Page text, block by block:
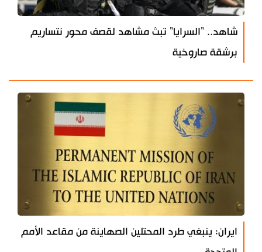
شاهد.. "السرايا" تبث مشاهد لقصف محور نتساريم
برشقة صاروخية
ايران: ينبغي طرد المحتلين الصهاينة من مقاعد الأمم